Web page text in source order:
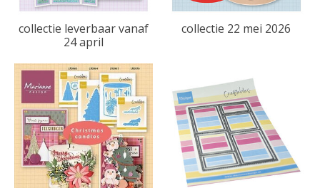
collectie leverbaar vanaf
24 april
collectie 22 mei 2026